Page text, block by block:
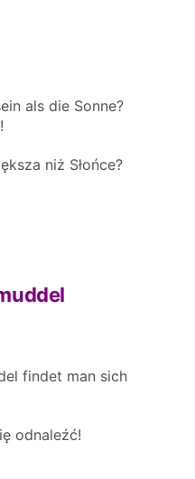
als die Sonne?
niż Słońce?
findet man sich
odnaleźć!